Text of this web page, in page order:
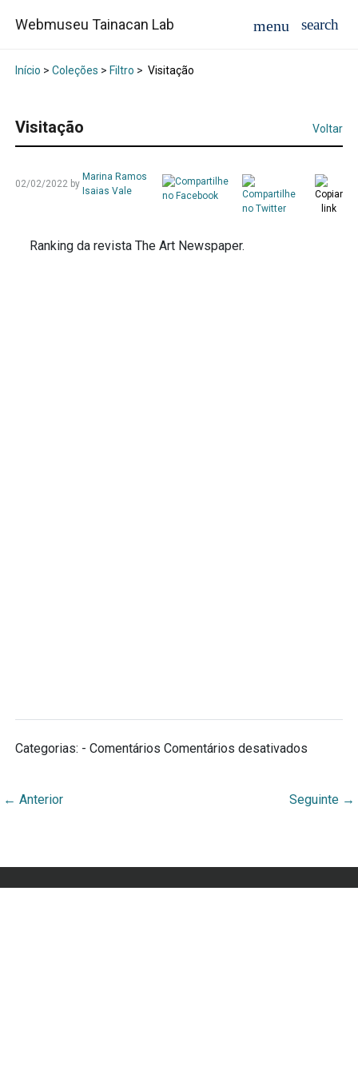
Webmuseu Tainacan Lab
Início > Coleções > Filtro > Visitação
Visitação Voltar
02/02/2022by
Marina Ramos
Isaias Vale
Ranking da revista The Art Newspaper.
Categorias: - Comentários Comentários desativados
← Anterior Seguinte →